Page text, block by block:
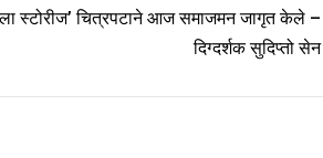
स्टोरीज’ चित्रपटाने आज समाजमन जागृत केले –
दिग्दर्शक सुदिप्तो सेन